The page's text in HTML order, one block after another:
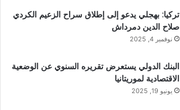
تركيا: بهجلي يدعو إلى إطلاق سراح الزعيم الكردي
صلاح الدين دمرداش
نوفمبر 4, 2025
البنك الدولي يستعرض تقريره السنوي عن الوضعية
الاقتصادية لموريتانيا
يونيو 19, 2025